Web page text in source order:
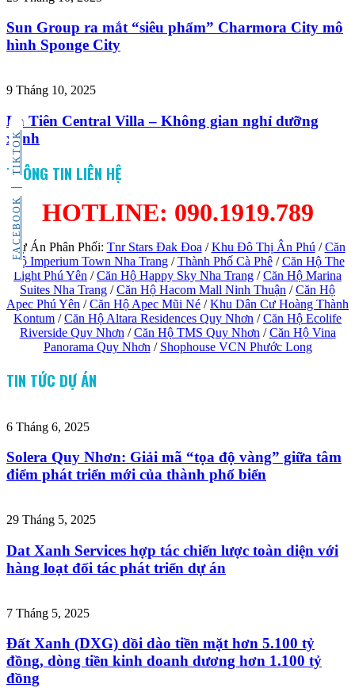
FACEBOOK
TIKTOK
Sun Group ra mắt “siêu phẩm” Charmora City mô
hình Sponge City
9 Tháng 10, 2025
La Tiên Central Villa – Không gian nghỉ dưỡng
xanh
THÔNG TIN LIÊN HỆ
HOTLINE: 090.1919.789
Dự Án Phân Phối: Tnr Stars Đak Đoa /Khu Đô Thị Ân Phú /Căn
Hộ Imperium Town Nha Trang/Thành Phố Cà Phê/Căn Hộ The
Light Phú Yên /Căn Hộ Happy Sky Nha Trang /Căn Hộ Marina
Suites Nha Trang /Căn Hộ Hacom Mall Ninh Thuận /Căn Hộ
Apec Phú Yên /Căn Hộ Apec Mũi Né /Khu Dân Cư Hoàng Thành
Kontum /Căn Hộ Altara Residences Quy Nhơn /Căn Hộ Ecolife
Riverside Quy Nhơn /Căn Hộ TMS Quy Nhơn /Căn Hộ Vina
Panorama Quy Nhơn / Shophouse VCN Phước Long
TIN TỨC DỰ ÁN
6 Tháng 6, 2025
Solera Quy Nhơn: Giải mã “tọa độ vàng” giữa tâm
điểm phát triển mới của thành phố biển
29 Tháng 5, 2025
Dat Xanh Services hợp tác chiến lược toàn diện với
hàng loạt đối tác phát triển dự án
7 Tháng 5, 2025
Đất Xanh (DXG) dồi dào tiền mặt hơn 5.100 tỷ
đồng, dòng tiền kinh doanh dương hơn 1.100 tỷ
đồng